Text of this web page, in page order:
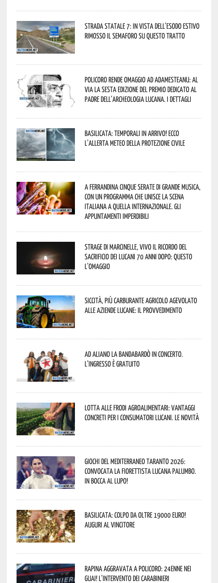
Strada statale 7: in vista dell’esodo estivo
rimosso il semaforo su questo tratto
Policoro rende omaggio ad Adamesteanu: al
via la sesta edizione del Premio dedicato al
padre dell’archeologia lucana. I dettagli
Basilicata: temporali in arrivo! Ecco
l’allerta meteo della Protezione civile
A Ferrandina cinque serate di grande musica,
con un programma che unisce la scena
italiana a quella internazionale. Gli
appuntamenti imperdibili
Strage di Marcinelle, vivo il ricordo del
sacrificio dei lucani 70 anni dopo: questo
l’omaggio
Siccità, più carburante agricolo agevolato
alle aziende lucane: il provvedimento
Ad Aliano la Bandabardò in concerto.
L’ingresso è gratuito
Lotta alle frodi agroalimentari: vantaggi
concreti per i consumatori lucani. Le novità
Giochi del Mediterraneo Taranto 2026:
convocata la fiorettista lucana Palumbo.
In bocca al lupo!
Basilicata: colpo da oltre 19000 Euro!
Auguri al vincitore
Rapina aggravata a Policoro: 24enne nei
guai! L’intervento dei Carabinieri